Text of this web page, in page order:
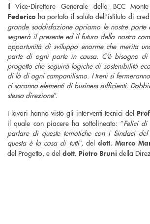
Il Vice-Direttore Generale della BCC
Federico ha portato il saluto dell’istituto di
grande soddisfazione apriamo le nostre porte
segnerà il presente ed il futuro della nostra
opportunità di sviluppo enorme che merita
parte di ogni parte in causa. C’è bisogno
progetto che seguirà logiche di sostenibilità
di là di ogni campanilismo. I treni si
ci saranno elementi di business sufficienti.
stessa direzione”.
I lavori hanno visto gli interventi tecnici del
il quale con piacere ha sottolineato: ”Felici di
parlare di queste tematiche con i Sindaci
questa è la casa di tutti”, del dott. Marco
del Progetto, e del dott. Pietro Bruni della